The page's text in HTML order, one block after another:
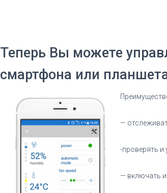
Теперь Вы можете
смартфона или
—
-проверять и
— включать